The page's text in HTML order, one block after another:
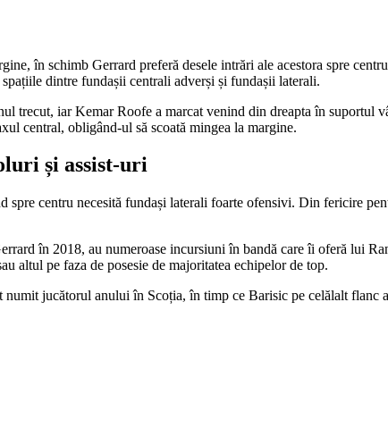
în schimb Gerrard preferă desele intrări ale acestora spre
dintre fundașii centrali adverși și fundașii laterali.
trecut, iar Kemar Roofe a marcat venind din dreapta în
central, obligând-ul să scoată mingea la margine.
și assist-uri
centru necesită fundași laterali foarte ofensivi. Din fericire
în 2018, au numeroase incursiuni în bandă care îi oferă lui
altul pe faza de posesie de majoritatea echipelor de top.
jucătorul anului în Scoția, în timp ce Barisic pe celălalt flanc